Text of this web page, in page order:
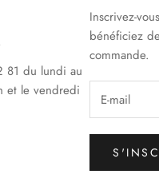
81 du lundi au
et le vendredi
Inscrivez-
bénéficiez
commande.